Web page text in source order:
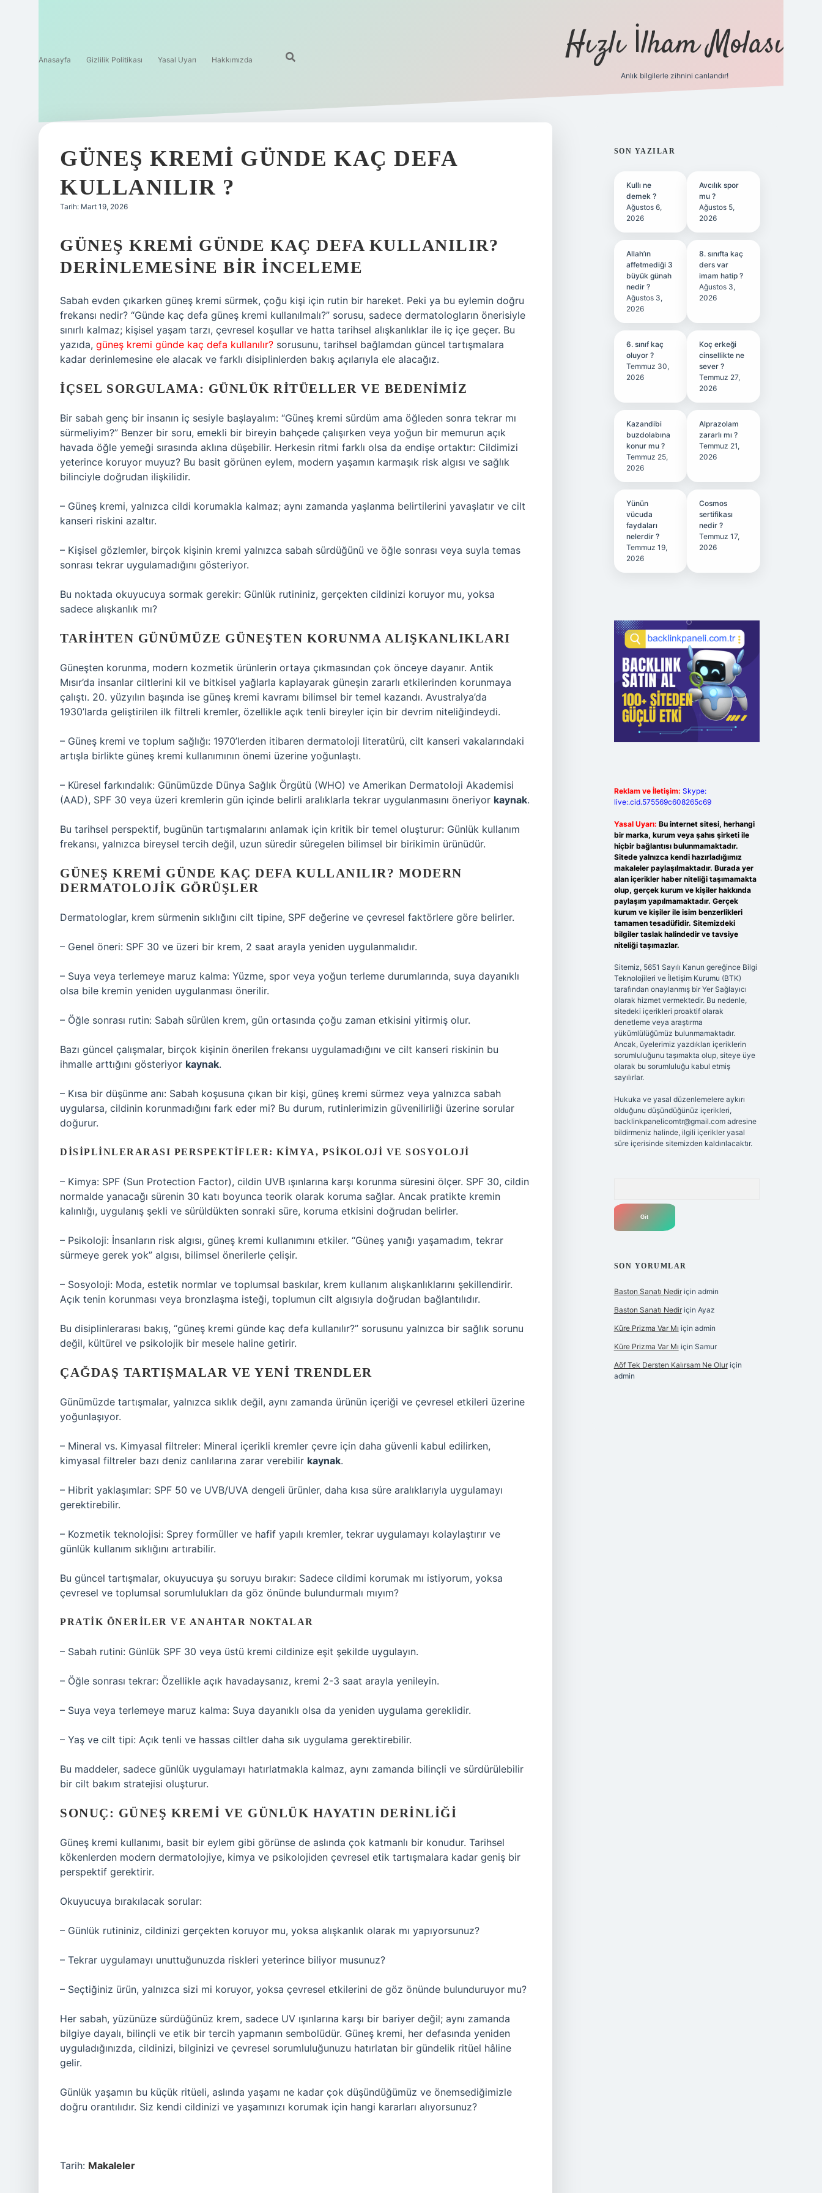
Anasayfa Gizlilik Politikası Yasal Uyarı Hakkımızda Hızlı İlham Molası
Anlık bilgilerle zihnini canlandır!
GÜNEŞ KREMI GÜNDE KAÇ DEFA
KULLANILIR ?
Tarih: Mart 19, 2026
GÜNEŞ KREMI GÜNDE KAÇ DEFA KULLANILIR?
DERINLEMESINE BIR İNCELEME
Sabah evden çıkarken güneş kremi sürmek, çoğu kişi için rutin bir hareket. Peki ya bu eylemin doğru
frekansı nedir? “Günde kaç defa güneş kremi kullanılmalı?” sorusu, sadece dermatologların önerisiyle
sınırlı kalmaz; kişisel yaşam tarzı, çevresel koşullar ve hatta tarihsel alışkanlıklar ile iç içe geçer. Bu
yazıda, güneş kremi günde kaç defa kullanılır? sorusunu, tarihsel bağlamdan güncel tartışmalara
kadar derinlemesine ele alacak ve farklı disiplinlerden bakış açılarıyla ele alacağız.
İÇSEL SORGULAMA: GÜNLÜK RITÜELLER VE BEDENIMIZ
Bir sabah genç bir insanın iç sesiyle başlayalım: “Güneş kremi sürdüm ama öğleden sonra tekrar mı
sürmeliyim?” Benzer bir soru, emekli bir bireyin bahçede çalışırken veya yoğun bir memurun açık
havada öğle yemeği sırasında aklına düşebilir. Herkesin ritmi farklı olsa da endişe ortaktır: Cildimizi
yeterince koruyor muyuz? Bu basit görünen eylem, modern yaşamın karmaşık risk algısı ve sağlık
bilinciyle doğrudan ilişkilidir.
– Güneş kremi, yalnızca cildi korumakla kalmaz; aynı zamanda yaşlanma belirtilerini yavaşlatır ve cilt
kanseri riskini azaltır.
– Kişisel gözlemler, birçok kişinin kremi yalnızca sabah sürdüğünü ve öğle sonrası veya suyla temas
sonrası tekrar uygulamadığını gösteriyor.
Bu noktada okuyucuya sormak gerekir: Günlük rutininiz, gerçekten cildinizi koruyor mu, yoksa
sadece alışkanlık mı?
TARIHTEN GÜNÜMÜZE GÜNEŞTEN KORUNMA ALIŞKANLIKLARI
Güneşten korunma, modern kozmetik ürünlerin ortaya çıkmasından çok önceye dayanır. Antik
Mısır’da insanlar ciltlerini kil ve bitkisel yağlarla kaplayarak güneşin zararlı etkilerinden korunmaya
çalıştı. 20. yüzyılın başında ise güneş kremi kavramı bilimsel bir temel kazandı. Avustralya’da
1930’larda geliştirilen ilk filtreli kremler, özellikle açık tenli bireyler için bir devrim niteliğindeydi.
– Güneş kremi ve toplum sağlığı: 1970’lerden itibaren dermatoloji literatürü, cilt kanseri vakalarındaki
artışla birlikte güneş kremi kullanımının önemi üzerine yoğunlaştı.
– Küresel farkındalık: Günümüzde Dünya Sağlık Örgütü (WHO) ve Amerikan Dermatoloji Akademisi
(AAD), SPF 30 veya üzeri kremlerin gün içinde belirli aralıklarla tekrar uygulanmasını öneriyor kaynak.
Bu tarihsel perspektif, bugünün tartışmalarını anlamak için kritik bir temel oluşturur: Günlük kullanım
frekansı, yalnızca bireysel tercih değil, uzun süredir süregelen bilimsel bir birikimin ürünüdür.
GÜNEŞ KREMI GÜNDE KAÇ DEFA KULLANILIR? MODERN
DERMATOLOJIK GÖRÜŞLER
Dermatologlar, krem sürmenin sıklığını cilt tipine, SPF değerine ve çevresel faktörlere göre belirler.
– Genel öneri: SPF 30 ve üzeri bir krem, 2 saat arayla yeniden uygulanmalıdır.
– Suya veya terlemeye maruz kalma: Yüzme, spor veya yoğun terleme durumlarında, suya dayanıklı
olsa bile kremin yeniden uygulanması önerilir.
– Öğle sonrası rutin: Sabah sürülen krem, gün ortasında çoğu zaman etkisini yitirmiş olur.
Bazı güncel çalışmalar, birçok kişinin önerilen frekansı uygulamadığını ve cilt kanseri riskinin bu
ihmalle arttığını gösteriyor kaynak.
– Kısa bir düşünme anı: Sabah koşusuna çıkan bir kişi, güneş kremi sürmez veya yalnızca sabah
uygularsa, cildinin korunmadığını fark eder mi? Bu durum, rutinlerimizin güvenilirliği üzerine sorular
doğurur.
DISIPLINLERARASI PERSPEKTIFLER: KIMYA, PSIKOLOJI VE SOSYOLOJI
– Kimya: SPF (Sun Protection Factor), cildin UVB ışınlarına karşı korunma süresini ölçer. SPF 30, cildin
normalde yanacağı sürenin 30 katı boyunca teorik olarak koruma sağlar. Ancak pratikte kremin
kalınlığı, uygulanış şekli ve sürüldükten sonraki süre, koruma etkisini doğrudan belirler.
– Psikoloji: İnsanların risk algısı, güneş kremi kullanımını etkiler. “Güneş yanığı yaşamadım, tekrar
sürmeye gerek yok” algısı, bilimsel önerilerle çelişir.
– Sosyoloji: Moda, estetik normlar ve toplumsal baskılar, krem kullanım alışkanlıklarını şekillendirir.
Açık tenin korunması veya bronzlaşma isteği, toplumun cilt algısıyla doğrudan bağlantılıdır.
Bu disiplinlerarası bakış, “güneş kremi günde kaç defa kullanılır?” sorusunu yalnızca bir sağlık sorunu
değil, kültürel ve psikolojik bir mesele haline getirir.
ÇAĞDAŞ TARTIŞMALAR VE YENI TRENDLER
Günümüzde tartışmalar, yalnızca sıklık değil, aynı zamanda ürünün içeriği ve çevresel etkileri üzerine
yoğunlaşıyor.
– Mineral vs. Kimyasal filtreler: Mineral içerikli kremler çevre için daha güvenli kabul edilirken,
kimyasal filtreler bazı deniz canlılarına zarar verebilir kaynak.
– Hibrit yaklaşımlar: SPF 50 ve UVB/UVA dengeli ürünler, daha kısa süre aralıklarıyla uygulamayı
gerektirebilir.
– Kozmetik teknolojisi: Sprey formüller ve hafif yapılı kremler, tekrar uygulamayı kolaylaştırır ve
günlük kullanım sıklığını artırabilir.
Bu güncel tartışmalar, okuyucuya şu soruyu bırakır: Sadece cildimi korumak mı istiyorum, yoksa
çevresel ve toplumsal sorumlulukları da göz önünde bulundurmalı mıyım?
PRATIK ÖNERILER VE ANAHTAR NOKTALAR
– Sabah rutini: Günlük SPF 30 veya üstü kremi cildinize eşit şekilde uygulayın.
– Öğle sonrası tekrar: Özellikle açık havadaysanız, kremi 2-3 saat arayla yenileyin.
– Suya veya terlemeye maruz kalma: Suya dayanıklı olsa da yeniden uygulama gereklidir.
– Yaş ve cilt tipi: Açık tenli ve hassas ciltler daha sık uygulama gerektirebilir.
Bu maddeler, sadece günlük uygulamayı hatırlatmakla kalmaz, aynı zamanda bilinçli ve sürdürülebilir
bir cilt bakım stratejisi oluşturur.
SONUÇ: GÜNEŞ KREMI VE GÜNLÜK HAYATIN DERINLIĞI
Güneş kremi kullanımı, basit bir eylem gibi görünse de aslında çok katmanlı bir konudur. Tarihsel
kökenlerden modern dermatolojiye, kimya ve psikolojiden çevresel etik tartışmalara kadar geniş bir
perspektif gerektirir.
Okuyucuya bırakılacak sorular:
– Günlük rutininiz, cildinizi gerçekten koruyor mu, yoksa alışkanlık olarak mı yapıyorsunuz?
– Tekrar uygulamayı unuttuğunuzda riskleri yeterince biliyor musunuz?
– Seçtiğiniz ürün, yalnızca sizi mi koruyor, yoksa çevresel etkilerini de göz önünde bulunduruyor mu?
Her sabah, yüzünüze sürdüğünüz krem, sadece UV ışınlarına karşı bir bariyer değil; aynı zamanda
bilgiye dayalı, bilinçli ve etik bir tercih yapmanın sembolüdür. Güneş kremi, her defasında yeniden
uyguladığınızda, cildinizi, bilginizi ve çevresel sorumluluğunuzu hatırlatan bir gündelik ritüel hâline
gelir.
Günlük yaşamın bu küçük ritüeli, aslında yaşamı ne kadar çok düşündüğümüz ve önemsediğimizle
doğru orantılıdır. Siz kendi cildinizi ve yaşamınızı korumak için hangi kararları alıyorsunuz?
Tarih: Makaleler
SIDEBAR
SON YAZILAR
Kullı ne
demek ?
Ağustos 6,
2026
Avcılık spor
mu ?
Ağustos 5,
2026
Allah’ın
affetmediği 3
büyük günah
nedir ?
Ağustos 3,
2026
8. sınıfta kaç
ders var
imam hatip ?
Ağustos 3,
2026
6. sınıf kaç
oluyor ?
Temmuz 30,
2026
Koç erkeği
cinsellikte ne
sever ?
Temmuz 27,
2026
Kazandibi
buzdolabına
konur mu ?
Temmuz 25,
2026
Alprazolam
zararlı mı ?
Temmuz 21,
2026
Yünün
vücuda
faydaları
nelerdir ?
Temmuz 19,
2026
Cosmos
sertifikası
nedir ?
Temmuz 17,
2026
Reklam ve İletişim: Skype:
live:.cid.575569c608265c69
Yasal Uyarı: Bu internet sitesi, herhangi
bir marka, kurum veya şahıs şirketi ile
hiçbir bağlantısı bulunmamaktadır.
Sitede yalnızca kendi hazırladığımız
makaleler paylaşılmaktadır. Burada yer
alan içerikler haber niteliği taşımamakta
olup, gerçek kurum ve kişiler hakkında
paylaşım yapılmamaktadır. Gerçek
kurum ve kişiler ile isim benzerlikleri
tamamen tesadüfidir. Sitemizdeki
bilgiler taslak halindedir ve tavsiye
niteliği taşımazlar.
Sitemiz, 5651 Sayılı Kanun gereğince Bilgi
Teknolojileri ve İletişim Kurumu (BTK)
tarafından onaylanmış bir Yer Sağlayıcı
olarak hizmet vermektedir. Bu nedenle,
sitedeki içerikleri proaktif olarak
denetleme veya araştırma
yükümlülüğümüz bulunmamaktadır.
Ancak, üyelerimiz yazdıkları içeriklerin
sorumluluğunu taşımakta olup, siteye üye
olarak bu sorumluluğu kabul etmiş
sayılırlar.
Hukuka ve yasal düzenlemelere aykırı
olduğunu düşündüğünüz içerikleri,
backlinkpanelicomtr@gmail.comadresine
bildirmeniz halinde, ilgili içerikler yasal
süre içerisinde sitemizden kaldırılacaktır.
SON YORUMLAR
Baston Sanatı Nediriçin admin
Baston Sanatı Nediriçin Ayaz
Küre Prizma Var Mı için admin
Küre Prizma Var Mı için Samur
Aöf Tek Dersten Kalırsam Ne Oluriçin
admin